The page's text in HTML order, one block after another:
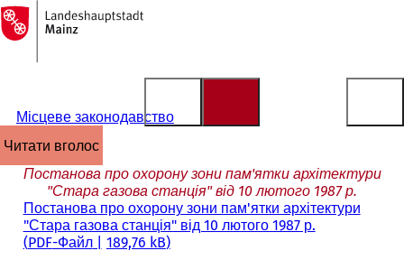
Перейти до змісту
На
головну
сторінку
Місцеве законодавство
читати вголос
Постанова про охорону зони пам'ятки архітектури
"Стара газова станція" від 10 лютого 1987 р.
Постанова про охорону зони пам'ятки архітектури
"Стара газова станція" від 10 лютого 1987 р.
PDF-Файл 189,76 kB